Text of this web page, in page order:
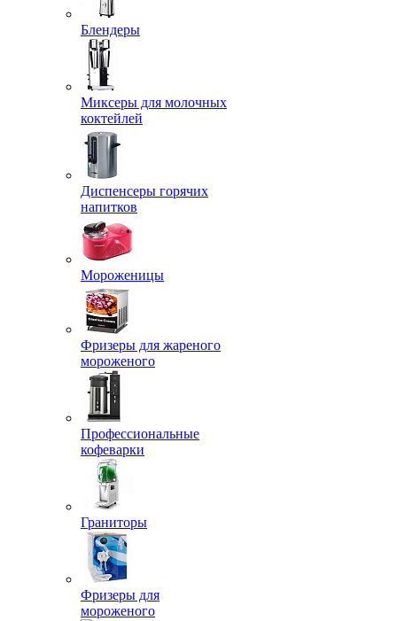
Блендеры
Миксеры для молочных
коктейлей
Диспенсеры горячих
напитков
Мороженицы
Фризеры для жареного
мороженого
Профессиональные
кофеварки
Граниторы
Фризеры для
мороженого